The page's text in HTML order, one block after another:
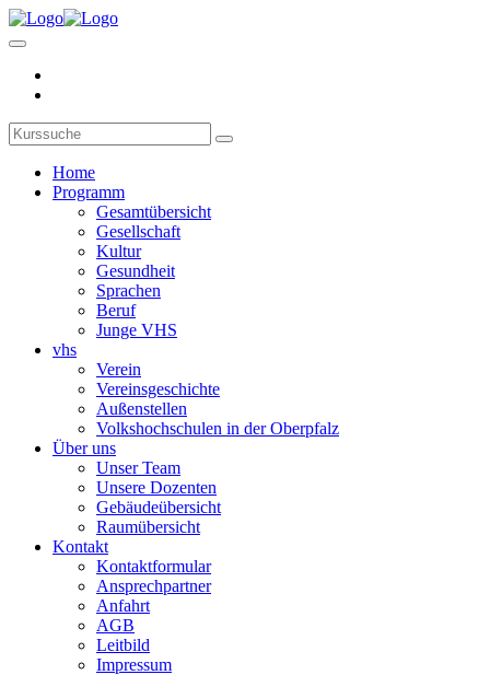
Home
Programm
Gesamtübersicht
Gesellschaft
Kultur
Gesundheit
Sprachen
Beruf
Junge VHS
vhs
Verein
Vereinsgeschichte
Außenstellen
Volkshochschulen in der Oberpfalz
Über uns
Unser Team
Unsere Dozenten
Gebäudeübersicht
Raumübersicht
Kontakt
Kontaktformular
Ansprechpartner
Anfahrt
AGB
Leitbild
Impressum